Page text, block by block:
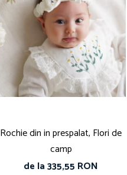
Rochie din in prespalat, Flori de
camp
de la 335,55 RON